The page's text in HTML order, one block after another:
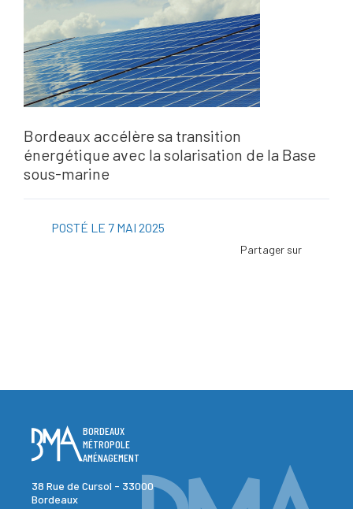
Bordeaux accélère sa transition
énergétique avec la solarisation de la Base
sous-marine
POSTÉ LE 7 MAI 2025
Twitter
Viadeo
ScoopIt
BORDEAUX
MÉTROPOLE
AMÉNAGEMENT
38 Rue de Cursol - 33000
Bordeaux